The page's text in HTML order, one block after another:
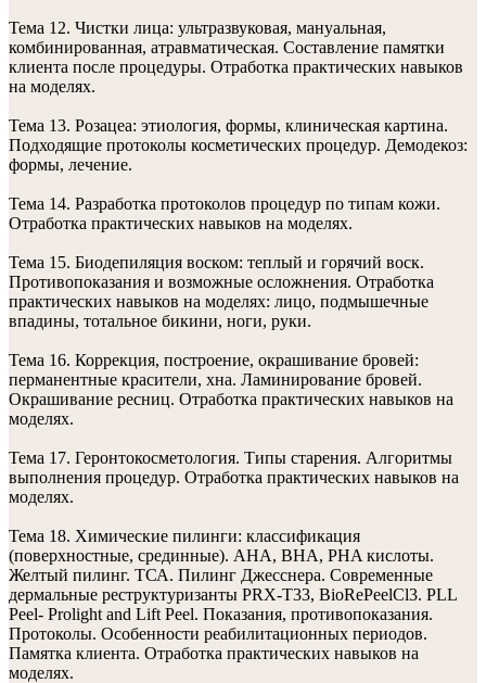
Тема 12. Чистки лица: ультразвуковая, мануальная,
комбинированная, атравматическая. Составление памятки
клиента после процедуры. Отработка практических навыков
на моделях.
Тема 13. Розацеа: этиология, формы, клиническая картина.
Подходящие протоколы косметических процедур. Демодекоз:
формы, лечение.
Тема 14. Разработка протоколов процедур по типам кожи.
Отработка практических навыков на моделях.
Тема 15. Биодепиляция воском: теплый и горячий воск.
Противопоказания и возможные осложнения. Отработка
практических навыков на моделях: лицо, подмышечные
впадины, тотальное бикини, ноги, руки.
Тема 16. Коррекция, построение, окрашивание бровей:
перманентные красители, хна. Ламинирование бровей.
Окрашивание ресниц. Отработка практических навыков на
моделях.
Тема 17. Геронтокосметология. Типы старения. Алгоритмы
выполнения процедур. Отработка практических навыков на
моделях.
Тема 18. Химические пилинги: классификация
(поверхностные, срединные). АHA, ВHА, PHA кислоты.
Желтый пилинг. ТСА. Пилинг Джесснера. Современные
дермальные реструктуризанты PRX-T33, BioRePeelCl3. PLL
Peel- Prolight and Lift Peel. Показания, противопоказания.
Протоколы. Особенности реабилитационных периодов.
Памятка клиента. Отработка практических навыков на
моделях.